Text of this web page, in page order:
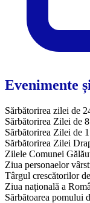
Evenimente
Sărbătorirea zilei de
Sărbătorirea Zilei de
Sărbătorirea Zilei de
Sărbătorirea Zilei
Zilele Comunei
Ziua personaelor
Târgul crescătorilor
Ziua națională a
​Sărbătoarea pomului